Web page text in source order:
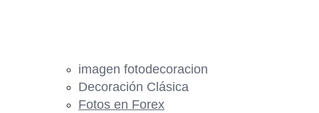
imagen fotodecoracion
Decoración Clásica
Fotos en Forex